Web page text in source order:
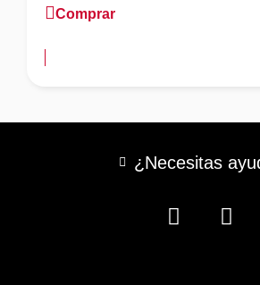
Comprar
¿Necesitas